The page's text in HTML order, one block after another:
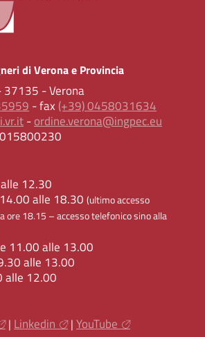
di Verona e Provincia
37135 - Verona
- fax (+39) 0458031634
-ordine.verona@ingpec.eu
12.30
alle 18.30 (ultimo accesso
ore 18.15 – accesso telefonico sino alla
11.00 alle 13.00
alle 13.00
alle 12.00
| Linkedin | YouTube